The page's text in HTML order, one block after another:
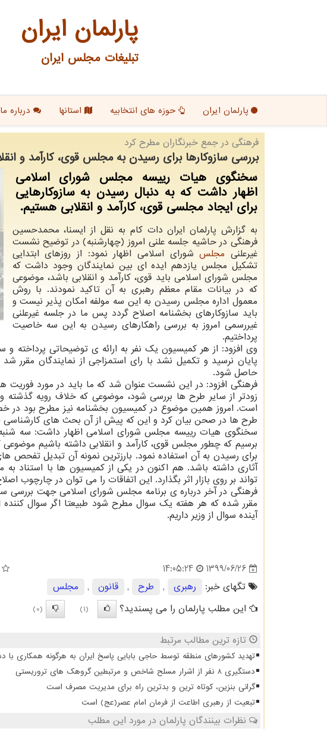
پارلمان ایران
تبلیغات مجلس ایران
پارلمان ایران حوزه های انتخابیه استانها درباره ما
فرهنگی در جمع خبرنگاران مطرح كرد
بررسی سازوكارها برای رسیدن به مجلس قوی، كارآمد و
سخنگوی هیات رییسه مجلس شورای اسلامی
اظهار داشت كه به دنبال رسیدن به سازوكارهایی
برای ایجاد مجلسی قوی، كارآمد و انقلابی هستیم.
به گزارش پارلمان ایران دات کام به نقل از ایسنا، محمدحسین
فرهنگی در حاشیه جلسه علنی امروز (چهارشنبه) در توضیح نشست
غیرعلنی مجلسشورای اسلامی اظهار نمود: از روزهای ابتدایی
تشکیل مجلس یازدهم ایده ای بین نمایندگان وجود داشت که
مجلس شورای اسلامی باید قوی، کارآمد و انقلابی باشد، موضوعی
که در بیانات مقام معظم رهبری به آن تاکید نمودند. با روش
معمول اداره مجلس رسیدن به این سه مولفه امکان پذیر نیست و
باید سازوکارهای بخشنامه اصلاح گردد پس ما در جلسه غیرعلنی
غیررسمی امروز به بررسی راهکارهای رسیدن به این سه خاصیت
پرداختیم.
وی افزود: از هر کمیسیون یک نفر به ارائه ی توضیحاتی پرداخته و
پایان نرسید و تکمیل نشد با رای استمزاجی از نمایندگان مقرر
حاصل شود.
فرهنگی افزود: در این نشست عنوان شد که ما باید در مورد فوریت
زودتر از سایر طرح ها بررسی شود، موضوعی که خلاف رویه
است. امروز همین موضوع در کمیسیون بخشنامه نیز مطرح بود در
طرح ها در صحن بیان کرد و این که پیش از آن بحث های کارشناسی
سخنگوی هیات رییسه مجلس شورای اسلامی اظهار داشت: سه
برسیم که چطور مجلس قوی، کارآمد و انقلابی داشته باشیم
برای رسیدن به آن استفاده نمود. بارزترین نمونه آن تبدیل
تواند بر روی بازار اثر بگذارد. این اتفاقات را می توان در
فرهنگی در آخر درباره ی برنامه مجلس شورای اسلامی جهت بررسی
مقرر شده که هر هفته یک سوال مطرح شود طبیعتا اگر سوال
آینده سوال از وزیر داریم.
1399/06/26
14:05:24
تگهای خبر:
رهبری , طرح , قانون ,
مجلس
این مطلب پارلمان را می پسندید؟
(1)
(0)
تازه ترین مطالب مرتبط
تهدید کشورهای منطقه توسط حاجی بابایی پاسخ ایران به هرگونه همکاری با
دستگیری 8 نفر از اشرار مسلح شاخص و مرتبطین گروهک های تروریستی
گرانی بنزین، کوتاه ترین و بدترین راه برای مدیریت مصرف است
تبعیت از رهبری اطاعت از فرمان امام عصر(عج) است
نظرات بینندگان پارلمان در مورد این مطلب